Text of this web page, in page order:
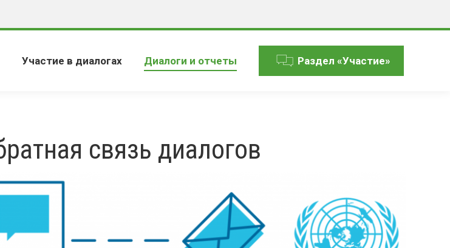
Участие в диалогах Диалоги и отчеты Раздел «Участие»
связь диалогов